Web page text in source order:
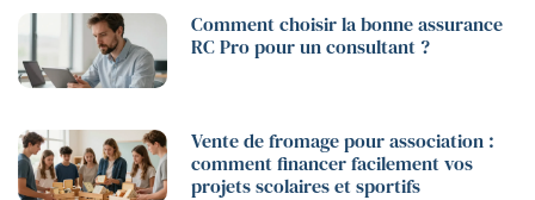
Comment choisir la bonne assurance
RC Pro pour un consultant ?
Vente de fromage pour association :
comment financer facilement vos
projets scolaires et sportifs